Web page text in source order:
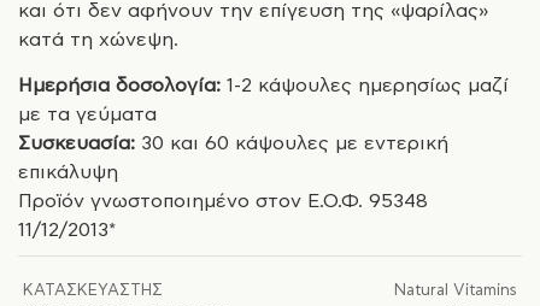
και ότι δεν αφήνουν την επίγευση της «ψαρίλας»
κατά τη χώνεψη.
Ημερήσια δοσολογία: 1-2 κάψουλες ημερησίως μαζί
με τα γεύματα
Συσκευασία: 30 και 60 κάψουλες με εντερική
επικάλυψη
Προϊόν γνωστοποιημένο στον Ε.Ο.Φ. 95348
11/12/2013*
ΚΑΤΑΣΚΕΥΑΣΤΉΣ
Natural Vitamins